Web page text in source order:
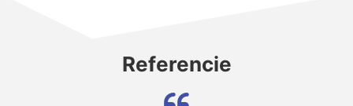
Referencie